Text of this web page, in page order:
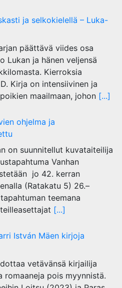
ja selkokielellä – Luka-
päättävä viides osa
Lukan ja hänen veljensä
Kierroksia
Kirja on intensiivinen ja
maailmaan, johon [...]
ohjelma ja
on suunnitellut kuvataiteilija
Vanhan
jo 42. kerran
(Ratakatu 5) 26.–
teemana
[...]
István Mäen kirjoja
vetävänsä kirjailija
romaaneja pois myynnistä.